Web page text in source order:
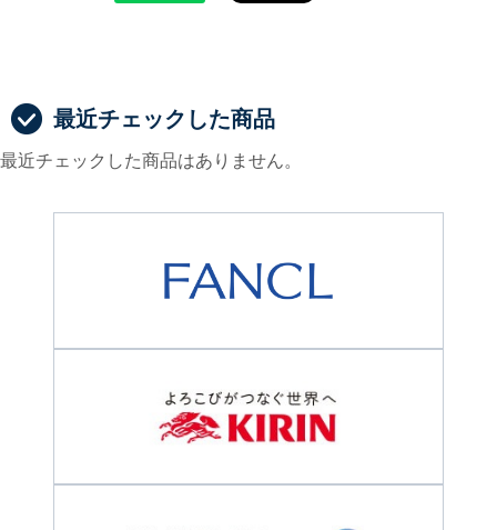
最近チェックした商品
最近チェックした商品はありません。